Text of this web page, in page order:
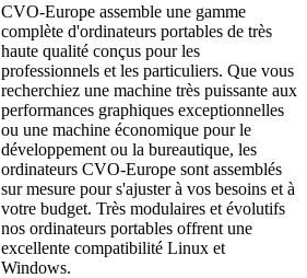
CVO-Europe assemble une gamme
complète d'ordinateurs portables de très
haute qualité conçus pour les
professionnels et les particuliers. Que vous
recherchiez une machine très puissante aux
performances graphiques exceptionnelles
ou une machine économique pour le
développement ou la bureautique, les
ordinateurs CVO-Europe sont assemblés
sur mesure pour s'ajuster à vos besoins et à
votre budget. Très modulaires et évolutifs
nos ordinateurs portables offrent une
excellente compatibilité Linux et
Windows.